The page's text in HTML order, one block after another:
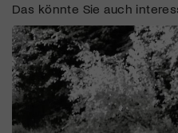
Das könnte Sie auch